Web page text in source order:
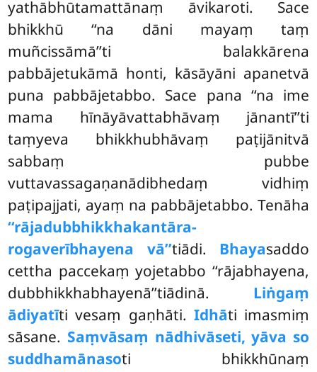
yathābhūtamattānaṃ āvikaroti. Sace
bhikkhū ‘‘na dāni mayaṃ taṃ
muñcissāmā’’ti balakkārena
pabbājetukāmā honti, kāsāyāni apanetvā
puna pabbājetabbo. Sace pana ‘‘na ime
mama hīnāyāvattabhāvaṃ jānantī’’ti
taṃyeva bhikkhubhāvaṃ paṭijānitvā
sabbaṃ pubbe
vuttavassagaṇanādibhedaṃ vidhiṃ
paṭipajjati, ayaṃ na pabbājetabbo. Tenāha
‘‘rājadubbhikkhakantāra-
rogaverībhayena vā’’tiādi. Bhayasaddo
cettha paccekaṃ yojetabbo ‘‘rājabhayena,
dubbhikkhabhayenā’’tiādinā. Liṅgaṃ
ādiyatīti vesaṃ gaṇhāti. Idhāti imasmiṃ
sāsane. Saṃvāsaṃ nādhivāseti, yāva so
suddhamānasoti bhikkhūnaṃ